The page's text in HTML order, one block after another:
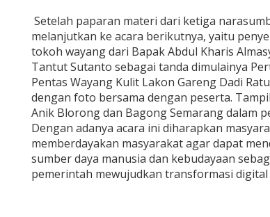
Setelah paparan materi dari ketiga
melanjutkan ke acara berikutnya, yaitu
tokoh wayang dari Bapak Abdul Kharis
Tantut Sutanto sebagai tanda dimulainya
Pentas Wayang Kulit Lakon Gareng Dadi
dengan foto bersama dengan peserta.
Anik Blorong dan Bagong Semarang dalam
Dengan adanya acara ini diharapkan
memberdayakan masyarakat agar dapat
sumber daya manusia dan kebudayaan
pemerintah mewujudkan transformasi digital